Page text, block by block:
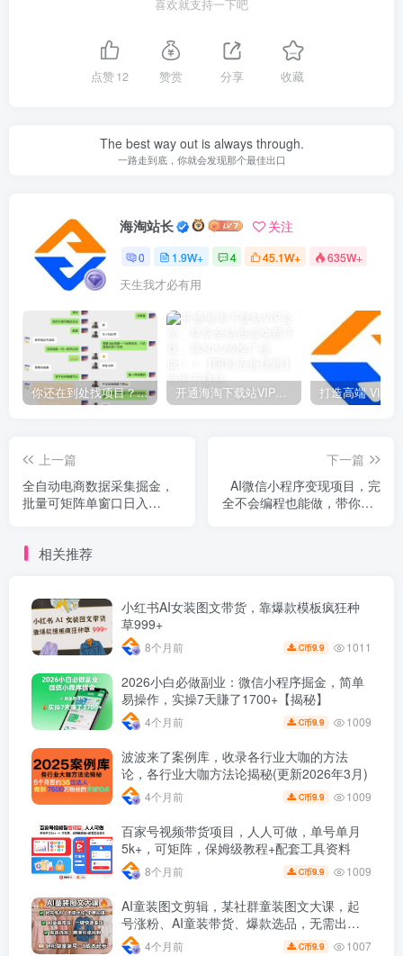
喜欢就支持一下吧
点赞12 赞赏 分享 收藏
The best way out is always through.
一路走到底，你就会发现那个最佳出口
海淘站长 关注
0 1.9W+ 4 45.1W+ 635W+
天生我才必有用
你还在到处找项目？还在当韭菜？我靠网创资源站一个月收入5万+，曾经我也是个失败者。 开通海淘下载站VIP会员，尊享全站资源免费下载，享80%的推广提成！！【限时五折优惠】
上一篇
全自动电商数据采集掘金，
批量可矩阵单窗口日入
下一篇
AI微信小程序变现项目，完
全不会编程也能做，带你从0
相关推荐
小红书AI女装图文带货，靠爆款模板疯狂种
草999+
8个月前 C币9.9 1011
2026小白必做副业：微信小程序掘金，简单
易操作，实操7天賺了1700+【揭秘】
4个月前 C币9.9 1009
波波来了案例库，收录各行业大咖的方法
论，各行业大咖方法论揭秘(更新2026年3月)
4个月前 C币9.9 1009
百家号视频带货项目，人人可做，单号单月
5k+，可矩阵，保姆级教程+配套工具资料
8个月前 C币9.9 1009
AI童装图文剪辑，某社群童装图文大课，起
号涨粉、AI童装带货、爆款选品，无需出镜
和拍摄4个月前 C币9.9 1007